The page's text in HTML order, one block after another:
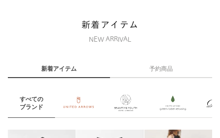
新着アイテム
NEW ARRIVAL
新着アイテム 予約商品
すべての
ブランド